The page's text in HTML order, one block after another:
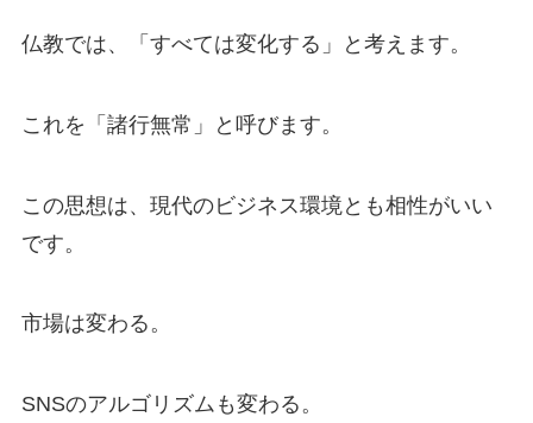
仏教では、「すべては変化する」と考えます。
これを「諸行無常」と呼びます。
この思想は、現代のビジネス環境とも相性がいい
です。
市場は変わる。
SNSのアルゴリズムも変わる。